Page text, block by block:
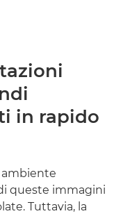
in rapido
ambiente
queste immagini
Tuttavia, la